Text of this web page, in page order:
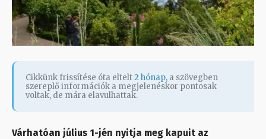
Cikkünk frissítése óta eltelt2 hónap, a szövegben
szereplő információk a megjelenéskor pontosak
voltak, de mára elavulhattak.
Várhatóan július 1-jén nyitja meg kapuit az